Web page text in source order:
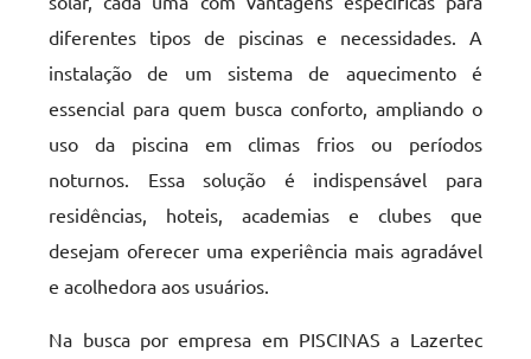
diferentes tipos de piscinas e necessidades. A
instalação de um sistema de aquecimento é
essencial para quem busca conforto, ampliando o
uso da piscina em climas frios ou períodos
noturnos. Essa solução é indispensável para
residências, hoteis, academias e clubes que
desejam oferecer uma experiência mais agradável
e acolhedora aos usuários.
Na busca por empresa em PISCINAS a Lazertec